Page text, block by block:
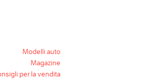
Modelli auto
Magazine
per la vendita